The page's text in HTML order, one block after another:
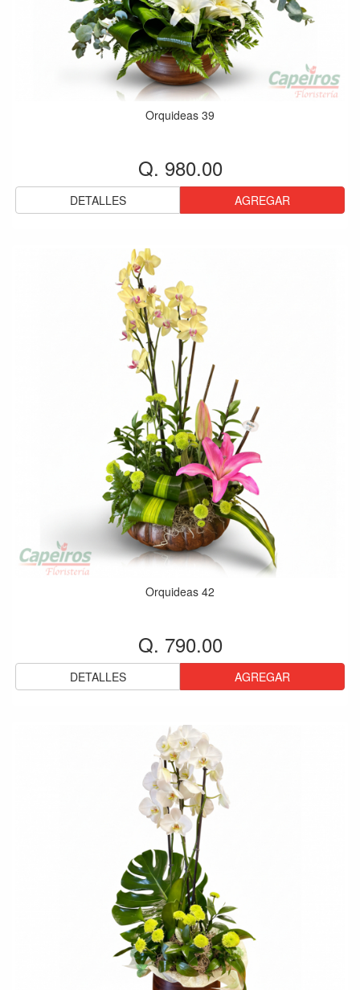
Orquideas 39
Q. 980.00
DETALLES AGREGAR
Orquideas 42
Q. 790.00
DETALLES AGREGAR